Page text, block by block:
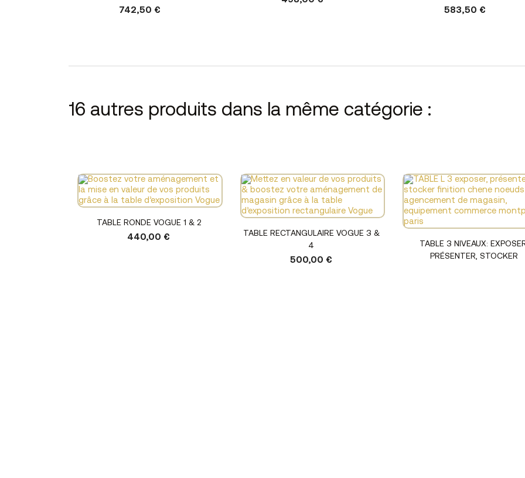
742,50 €
583,50 €
16 autres produits dans la même catégorie :
Voir le produit
TABLE RONDE VOGUE 1 & 2
440,00 €
Voir le produit
TABLE RECTANGULAIRE VOGUE 3 &
4
500,00 €
Voir le produit
TABLE 3 NIVEAUX:
PRÉSENTER, STOCKER